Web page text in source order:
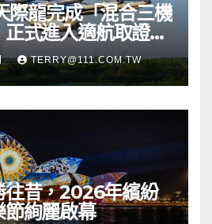
龍完成「混合三機
式進入適航取證階
TERRY@111.COM.TW
往昔，2026年繽紛
絢麗啟幕